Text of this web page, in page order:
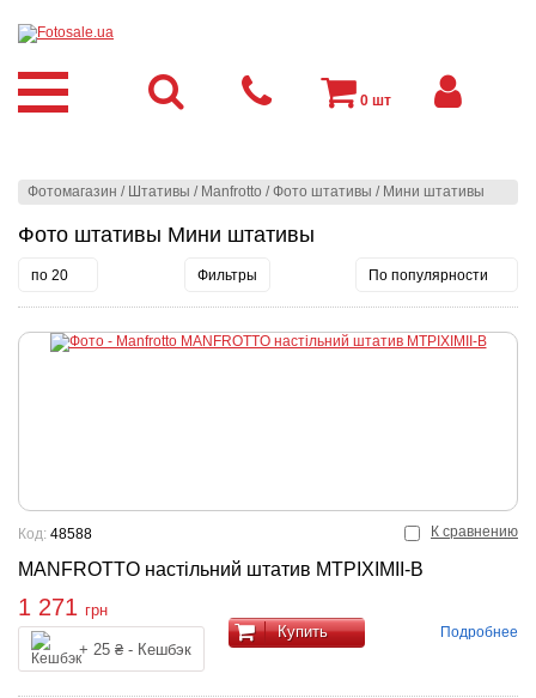
Фотомагазин / Штативы / Manfrotto /Фото штативы / Мини штативы
Фото штативы Мини штативы
по 20 Фильтры По популярности
К сравнению
MANFROTTO настільний штатив MTPIXIMII-B
Код: 48588
1 271 грн
+ 25 ₴ - Кешбэк
Купить Подробнее
0 шт